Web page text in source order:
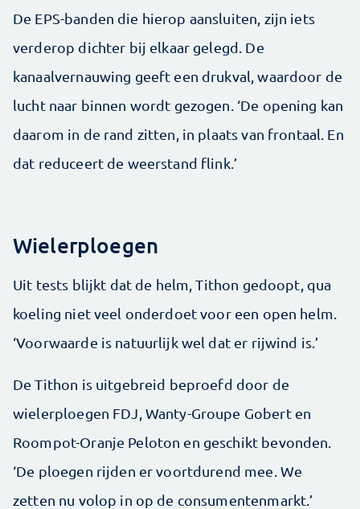
De EPS-banden die hierop aansluiten, zijn iets
verderop dichter bij elkaar gelegd. De
kanaalvernauwing geeft een drukval, waardoor de
lucht naar binnen wordt gezogen. ‘De opening kan
daarom in de rand zitten, in plaats van frontaal. En
dat reduceert de weerstand flink.’
Wielerploegen
Uit tests blijkt dat de helm, Tithon gedoopt, qua
koeling niet veel onderdoet voor een open helm.
‘Voorwaarde is natuurlijk wel dat er rijwind is.’
De Tithon is uitgebreid beproefd door de
wielerploegen FDJ, Wanty-Groupe Gobert en
Roompot-Oranje Peloton en geschikt bevonden.
‘De ploegen rijden er voortdurend mee. We
zetten nu volop in op de consumentenmarkt.’